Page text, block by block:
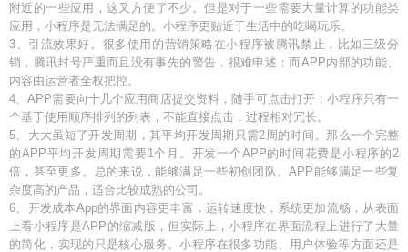
附近的一些应用，这又方便了不少。但是对于一些需要大量计算的功能类
应用，小程序是无法满足的。小程序更贴近于生活中的吃喝玩乐。
3、引流效果好。很多使用的营销策略在小程序被腾讯禁止，比如三级分
销，腾讯封号严重而且没有事先的警告，很难申述；而APP内部的功能、
内容由运营者全权把控。
4、APP需要向十几个应用商店提交资料，随手可点击打开；小程序只有一
个基于使用顺序排列的列表，不能直接点击，过程相对冗长。
5、大大虽短了开发周期，其平均开发周期只需2周的时间。那么一个完整
的APP平均开发周期需要1个月。开发一个APP的时间花费是小程序的2
倍，甚至更多。总的来说，能够满足一些初创团队。APP能够满足一些复
杂度高的产品，适合比较成熟的公司。
6、开发成本App的界面内容更丰富，运转速度快，系统更加流畅，从表面
上看小程序是APP的缩减版，但实际上，小程序在界面流程上进行了大量
的简化，实现的只是核心服务。小程序在很多功能、用户体验等方面还是